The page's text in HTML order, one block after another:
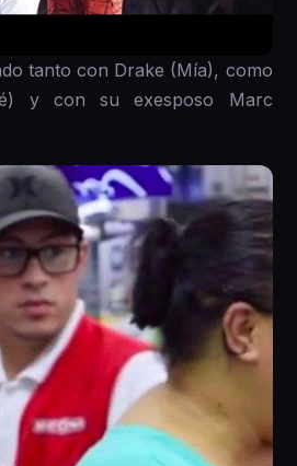
tanto con Drake (Mía), como
y con su exesposo Marc